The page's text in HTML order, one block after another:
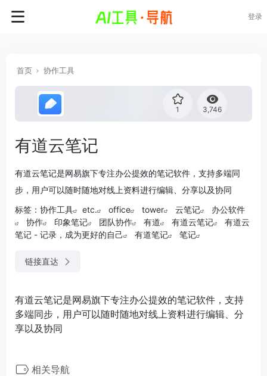
登录
首页 协作工具
1 3,746
有道云笔记
有道云笔记是网易旗下专注办公提效的笔记软件，支持多端同
步，用户可以随时随地对线上资料进行编辑、分享以及协同
标签： 协作工具 etc. office tower 云笔记
办公软件
协作
印象笔记 团队协作 有道 有道云笔记
有道云
笔记 - 记录，成为更好的自己
有道笔记 笔记
链接直达
有道云笔记是网易旗下专注办公提效的笔记软件，支持
多端同步，用户可以随时随地对线上资料进行编辑、分
享以及协同
相关导航